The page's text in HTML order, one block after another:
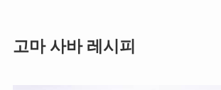
고마 사바 레시피